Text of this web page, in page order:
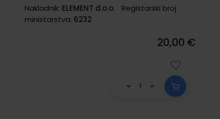
Nakladnik: ELEMENT d.o.o.
Registarski broj
ministarstva: 6232
20,00 €